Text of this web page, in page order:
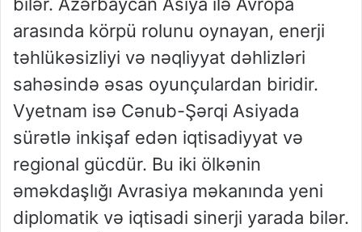
arasında körpü rolunu oynayan, enerji
təhlükəsizliyi və nəqliyyat dəhlizləri
sahəsində əsas oyunçulardan biridir.
Vyetnam isə Cənub-Şərqi Asiyada
sürətlə inkişaf edən iqtisadiyyat və
regional gücdür. Bu iki ölkənin
əməkdaşlığı Avrasiya məkanında yeni
diplomatik və iqtisadi sinerji yarada bilər.